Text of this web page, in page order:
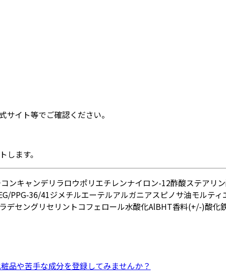
サイト等でご確認ください。
ます。
ンキャンデリラロウポリエチレンナイロン-12酢酸ステアリ
PPG-36/41ジメチルエーテルアルガニアスピノサ油モルティ
デセングリセリン トコフェロール水酸化AlBHT香料(+/-)酸化
品や苦手な成分を登録してみませんか？